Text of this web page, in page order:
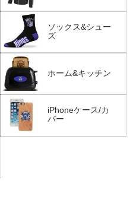
ソックス&シュー
ズ
ホーム&キッチン
iPhoneケース/カ
バー